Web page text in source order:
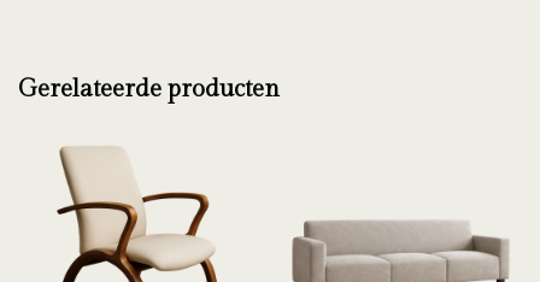
Gerelateerde producten